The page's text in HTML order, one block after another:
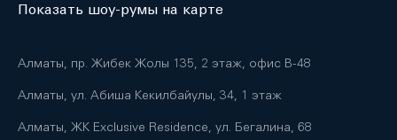
Показать шоу-румы на карте
Алматы, пр. Жибек Жолы 135, 2 этаж, офис B-48
Алматы, ул. Абиша Кекилбайулы, 34, 1 этаж
Алматы, ЖК Exclusive Residence, ул. Бегалина, 68